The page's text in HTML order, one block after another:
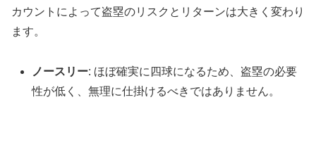
カウントによって盗塁のリスクとリターンは大きく変わり
ます。
ノースリー: ほぼ確実に四球になるため、盗塁の必要
性が低く、無理に仕掛けるべきではありません。